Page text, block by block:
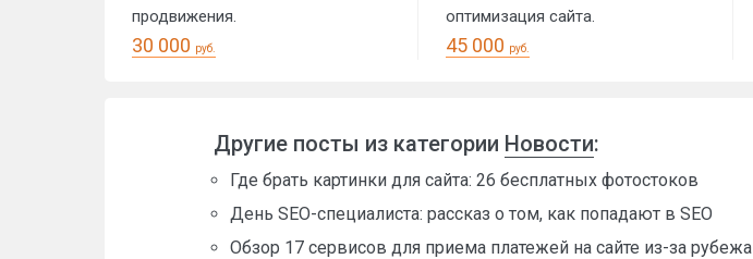
продвижения.
30 000 руб.
оптимизация сайта.
45 000 руб.
Другие посты из категории Новости:
Где брать картинки для сайта: 26 бесплатных фотостоков
День SEO-специалиста: рассказ о том, как попадают в SEO
Обзор 17 сервисов для приема платежей на сайте из-за рубежа